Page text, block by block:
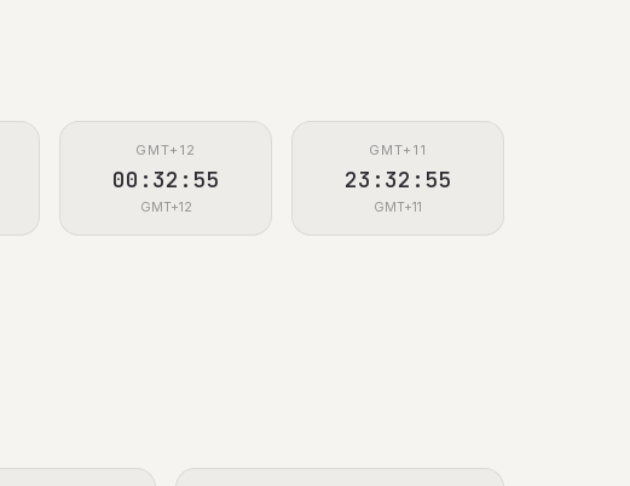
GMT+12
00:32:56
GMT+12
GMT+11
23:32:56
GMT+11